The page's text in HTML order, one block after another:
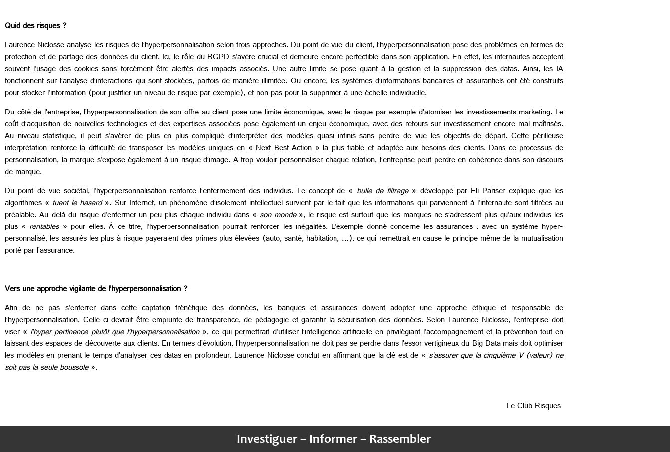
Quid des risques ?
Laurence Niclosse analyse les risques de l’hyperpersonnalisation selon trois approches. Du point de vue du client, l’hyperpersonnalisation pose des problèmes en termes de
protection et de partage des données du client. Ici, le rôle du RGPD s’avère crucial et demeure encore perfectible dans son application. En effet, les internautes acceptent
souvent l’usage des cookies sans forcément être alertés des impacts associés. Une autre limite se pose quant à la gestion et la suppression des datas. Ainsi, les IA
fonctionnent sur l’analyse d’interactions qui sont stockées, parfois de manière illimitée. Ou encore, les systèmes d’informations bancaires et assurantiels ont été construits
pour stocker l’information (pour justifier un niveau de risque par exemple), et non pas pour la supprimer à une échelle individuelle.
Du côté de l’entreprise, l’hyperpersonnalisation de son offre au client pose une limite économique, avec le risque par exemple d’atomiser les investissements marketing. Le
coût d’acquisition de nouvelles technologies et des expertises associées pose également un enjeu économique, avec des retours sur investissement encore mal maîtrisés.
Au niveau statistique, il peut s’avérer de plus en plus compliqué d’interpréter des modèles quasi infinis sans perdre de vue les objectifs de départ. Cette périlleuse
interprétation renforce la difficulté de transposer les modèles uniques en « Next Best Action » la plus fiable et adaptée aux besoins des clients. Dans ce processus de
personnalisation, la marque s’expose également à un risque d’image. A trop vouloir personnaliser chaque relation, l’entreprise peut perdre en cohérence dans son discours
de marque.
Du point de vue sociétal, l’hyperpersonnalisation renforce l’enfermement des individus. Le concept de « bulle de filtrage» développé par Eli Pariser explique que les
algorithmes « tuent le hasard». Sur Internet, un phénomène d’isolement intellectuel survient par le fait que les informations qui parviennent à l’internaute sont filtrées au
préalable. Au-delà du risque d’enfermer un peu plus chaque individu dans « son monde», le risque est surtout que les marques ne s’adressent plus qu’aux individus les
plus « rentables» pour elles. À ce titre, l’hyperpersonnalisation pourrait renforcer les inégalités. L’exemple donné concerne les assurances : avec un système hyper-
personnalisé, les assurés les plus à risque payeraient des primes plus élevées (auto, santé, habitation, …), ce qui remettrait en cause le principe même de la mutualisation
porté par l’assurance.
Vers une approche vigilante de l’hyperpersonnalisation ?
Afin de ne pas s’enferrer dans cette captation frénétique des données, les banques et assurances doivent adopter une approche éthique et responsable de
l’hyperpersonnalisation. Celle-ci devrait être emprunte de transparence, de pédagogie et garantir la sécurisation des données. Selon Laurence Niclosse, l’entreprise doit
viser « l’hyper pertinence plutôt que l’hyperpersonnalisation», ce qui permettrait d’utiliser l’intelligence artificielle en privilégiant l’accompagnement et la prévention tout en
laissant des espaces de découverte aux clients. En termes d’évolution, l’hyperpersonnalisation ne doit pas se perdre dans l’essor vertigineux du Big Data mais doit optimiser
les modèles en prenant le temps d’analyser ces datas en profondeur. Laurence Niclosse conclut en affirmant que la clé est de « s’assurer que la cinquième V (valeur) ne
soit pas la seule boussole».
Le Club Risques
Investiguer – Informer – Rassembler